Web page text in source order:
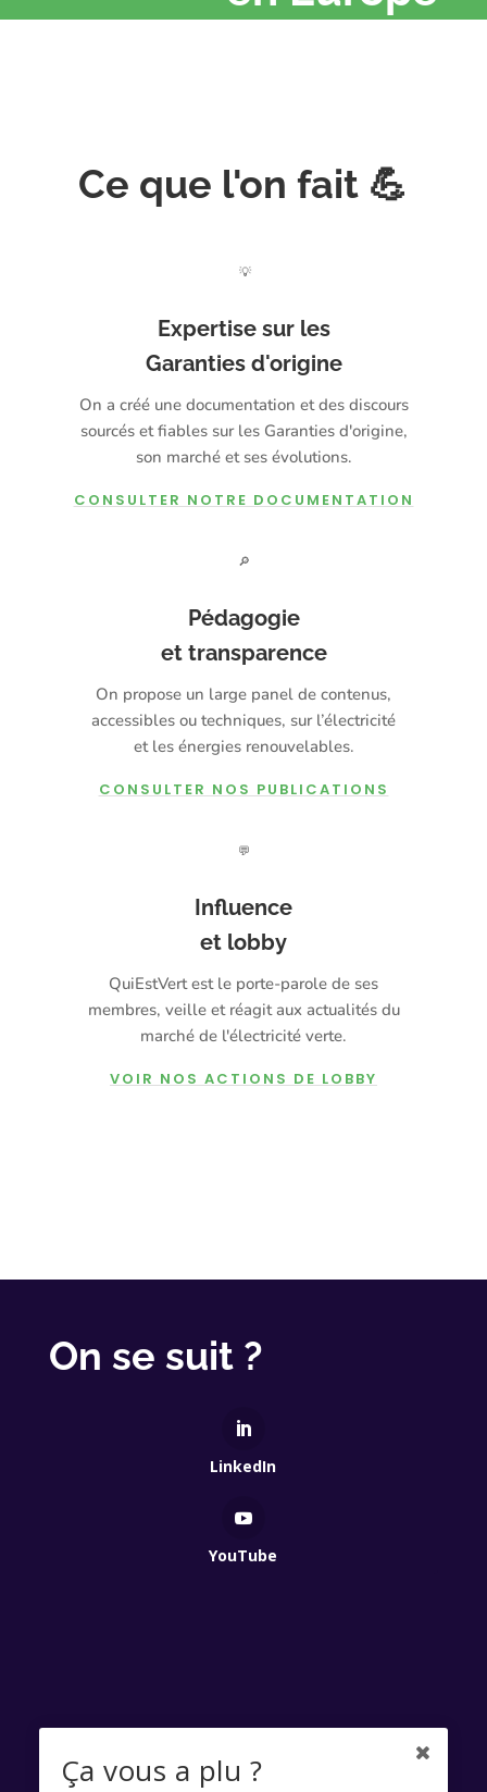
Ce que l'on fait 💪
💡
Expertise sur les
Garanties d'origine
On a créé une documentation et des discours
sourcés et fiables sur les Garanties d'origine,
son marché et ses évolutions.
CONSULTER NOTRE DOCUMENTATION
🔎
Pédagogie
et transparence
On propose un large panel de contenus,
accessibles ou techniques, sur l’électricité
et les énergies renouvelables.
CONSULTER NOS PUBLICATIONS
💬
Influence
et lobby
QuiEstVert est le porte-parole de ses
membres, veille et réagit aux actualités du
marché de l'électricité verte.
VOIR NOS ACTIONS DE LOBBY
On se suit ?
LinkedIn
YouTube
enregistrée à la Préfecture de Lyon - Numéro RNA
Ça vous a plu ?